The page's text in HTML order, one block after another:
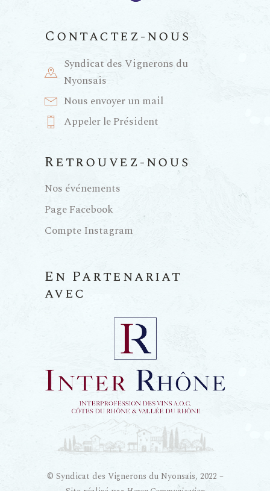
Contactez-nous
Syndicat des Vignerons du
Nyonsais
Nous envoyer un mail
Appeler le Président
Retrouvez-nous
Nos événements
Page Facebook
Compte Instagram
En Partenariat
avec
© Syndicat des Vignerons du Nyonsais, 2022 –